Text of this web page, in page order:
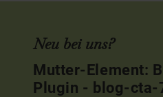
Neu bei uns?
Mutter-Element:
Plugin - blog-cta-